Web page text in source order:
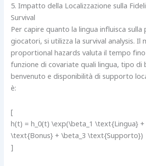
5. Impatto della Localizzazione sulla
Survival
Per capire quanto la lingua influisca sulla
giocatori, si utilizza la survival analysis. Il
proportional hazards valuta il tempo fino
funzione di covariate quali lingua, tipo di
benvenuto e disponibilità di supporto
è:
[
h(t) = h_0(t) \exp(\beta_1 \text{Lingua}
\text{Bonus} + \beta_3 \text{Supporto})
]